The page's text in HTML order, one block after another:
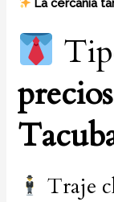
precios
Traje